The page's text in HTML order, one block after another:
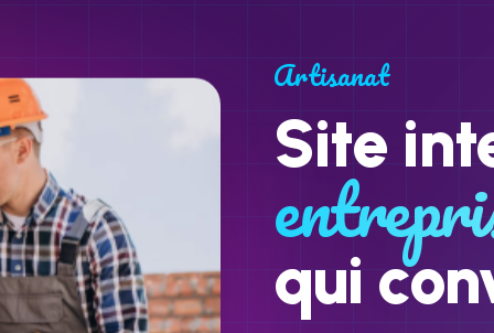
Artisanat
Site
qui